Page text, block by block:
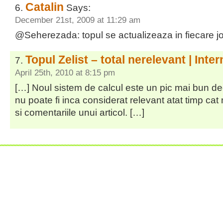
Catalin Says:
December 21st, 2009 at 11:29 am
@Seherezada: topul se actualizeaza in fiecare
Topul Zelist – total nerelevant |
April 25th, 2010 at 8:15 pm
[…] Noul sistem de calcul este un pic mai bun
nu poate fi inca considerat relevant atat timp cat
si comentariile unui articol. […]